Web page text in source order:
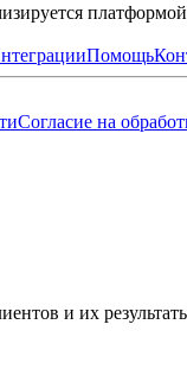
Помощь
Согласие на
и их